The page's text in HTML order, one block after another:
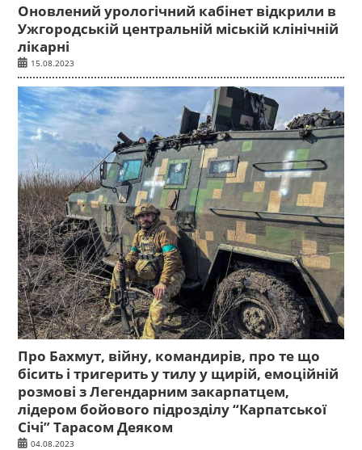
Оновлений урологічний кабінет відкрили в
Ужгородській центральній міській клінічній
лікарні
15.08.2023
Про Бахмут, війну, командирів, про те що
бісить і тригерить у тилу у щирій, емоційній
розмові з Легендарним закарпатцем,
лідером бойового підрозділу “Карпатської
Січі” Тарасом Деяком
04.08.2023